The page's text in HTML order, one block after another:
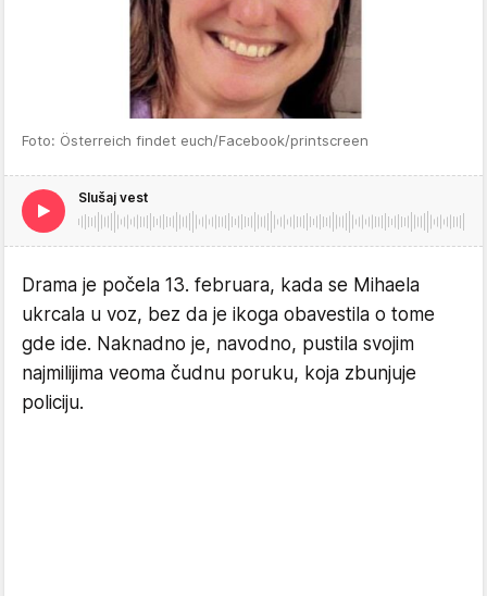
Foto: Österreich findet euch/Facebook/printscreen
Slušaj vest
Drama je počela 13. februara, kada se Mihaela
ukrcala u voz, bez da je ikoga obavestila o tome
gde ide. Naknadno je, navodno, pustila svojim
najmilijima veoma čudnu poruku, koja zbunjuje
policiju.